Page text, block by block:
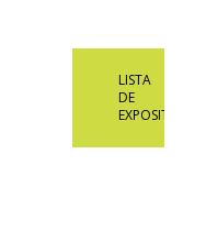
LISTA
DE
EXPOSITORES